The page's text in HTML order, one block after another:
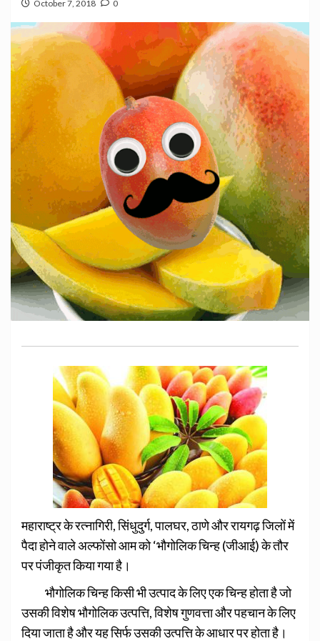
October 7, 2018 0
महाराष्ट्र के रत्नागिरी, सिंधुदुर्ग, पालघर, ठाणे और रायगढ़ जिलों में
पैदा होने वाले अल्फोंसो आम को ‘भौगोलिक चिन्ह (जीआई) के तौर
पर पंजीकृत किया गया है।
भौगोलिक चिन्ह किसी भी उत्पाद के लिए एक चिन्ह होता है जो
उसकी विशेष भौगोलिक उत्पत्ति, विशेष गुणवत्ता और पहचान के लिए
दिया जाता है और यह सिर्फ उसकी उत्पत्ति के आधार पर होता है।